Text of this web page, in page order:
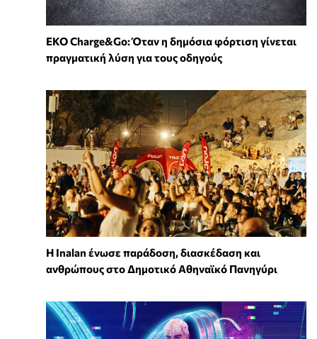
EKO Charge&Go: Όταν η δημόσια φόρτιση γίνεται
πραγματική λύση για τους οδηγούς
Η Inalan ένωσε παράδοση, διασκέδαση και
ανθρώπους στο Δημοτικό Αθηναϊκό Πανηγύρι